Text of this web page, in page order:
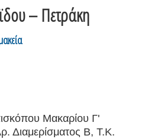
– Πετράκη
Μακαρίου Γ'
Διαμερίσματος B, Τ.Κ.